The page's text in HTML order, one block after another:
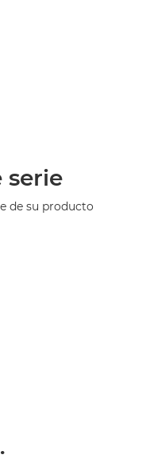
serie
de su producto